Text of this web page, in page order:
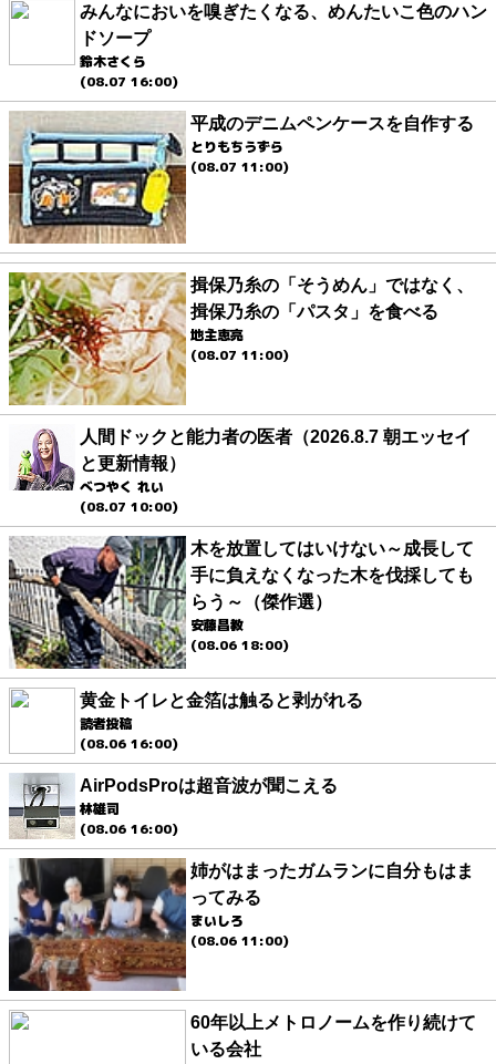
みんなにおいを嗅ぎたくなる、めんたいこ色のハン
ドソープ
鈴木さくら
(08.07 16:00)
平成のデニムペンケースを自作する
とりもちうずら
(08.07 11:00)
揖保乃糸の「そうめん」ではなく、
揖保乃糸の「パスタ」を食べる
地主恵亮
(08.07 11:00)
人間ドックと能力者の医者（2026.8.7 朝エッセイ
と更新情報）
べつやく れい
(08.07 10:00)
木を放置してはいけない～成長して
手に負えなくなった木を伐採しても
らう～（傑作選）
安藤昌教
(08.06 18:00)
黄金トイレと金箔は触ると剥がれる
読者投稿
(08.06 16:00)
AirPodsProは超音波が聞こえる
林雄司
(08.06 16:00)
姉がはまったガムランに自分もはま
ってみる
まいしろ
(08.06 11:00)
60年以上メトロノームを作り続けて
いる会社